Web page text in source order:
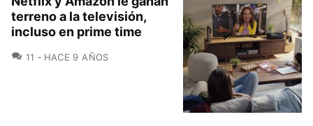
terreno a la televisión,
incluso en prime time
11 COMENTARIOS
HACE 9 AÑOS